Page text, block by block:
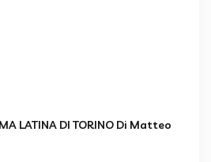
LATINA DI TORINO Di Matteo